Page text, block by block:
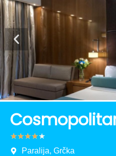
★★★★★
Paralija, Grčka